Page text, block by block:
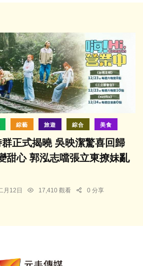
綜藝 旅遊 綜合 美食
群正式揭曉 吳映潔驚喜回歸
甜心 郭泓志噹張立東撩妹亂
月12日 17,410 觀看 0 分享